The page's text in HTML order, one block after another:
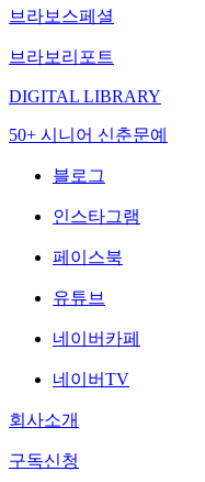
브라보스페셜
브라보리포트
DIGITAL LIBRARY
50+ 시니어 신춘문예
블로그
인스타그램
페이스북
유튜브
네이버카페
네이버TV
회사소개
구독신청